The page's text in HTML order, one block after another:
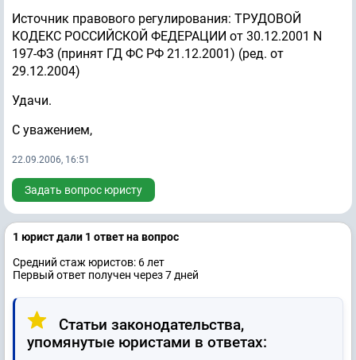
Источник правового регулирования: ТРУДОВОЙ
КОДЕКС РОССИЙСКОЙ ФЕДЕРАЦИИ от 30.12.2001 N
197-ФЗ (принят ГД ФС РФ 21.12.2001) (ред. от
29.12.2004)
Удачи.
С уважением,
22.09.2006, 16:51
Задать вопрос юристу
1 юрист дали 1 ответ на вопрос
Средний стаж юристов: 6 лет
Первый ответ получен через 7 дней
Статьи законодательства,
упомянутые юристами в ответах: